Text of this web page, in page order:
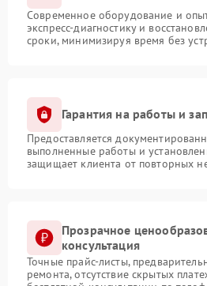
Современное оборудование и
экспресс-диагностику и
сроки, минимизируя время без
Гарантия на работы и
Предоставляется
выполненные работы и
защищает клиента от повторных
Прозрачное
консультация
Точные прайс-листы,
ремонта, отсутствие скрытых